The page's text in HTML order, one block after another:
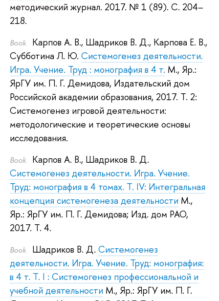
методический журнал. 2017. № 1 (89). С. 204–
218.
Book Карпов А. В., Шадриков В. Д., Карпова Е. В.,
Субботина Л. Ю. Системогенез деятельности.
Игра. Учение. Труд : монография в 4 т. М., Яр.:
ЯрГУ им. П. Г. Демидова, Издательский дом
Российской академии образования, 2017. Т. 2:
Системогенез игровой деятельности:
методологические и теоретические основы
исследования.
Book Карпов А. В., Шадриков В. Д.
Системогенез деятельности. Игра. Учение.
Труд: монография в 4 томах. Т. IV: Интегральная
концепция системогенеза деятельности М.,
Яр.: ЯрГУ им. П. Г. Демидова; Изд. дом РАО,
2017. Т. 4.
Book Шадриков В. Д. Системогенез
деятельности. Игра. Учение. Труд: монография:
в 4 т. Т. I : Системогенез профессиональной и
учебной деятельности М., Яр.: ЯрГУ им. П. Г.